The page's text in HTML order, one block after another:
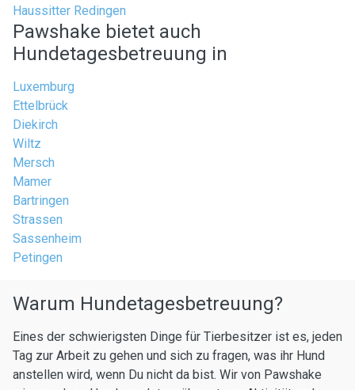
Haussitter Redingen
Pawshake bietet auch
Hundetagesbetreuung in
Luxemburg
Ettelbrück
Diekirch
Wiltz
Mersch
Mamer
Bartringen
Strassen
Sassenheim
Petingen
Warum Hundetagesbetreuung?
Eines der schwierigsten Dinge für Tierbesitzer ist es, jeden
Tag zur Arbeit zu gehen und sich zu fragen, was ihr Hund
anstellen wird, wenn Du nicht da bist. Wir von Pawshake